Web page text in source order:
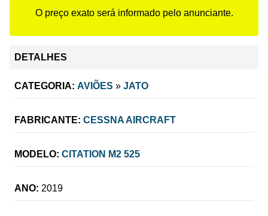
O preço exato será informado pelo anunciante.
DETALHES
CATEGORIA: AVIÕES » JATO
FABRICANTE: CESSNA AIRCRAFT
MODELO: CITATION M2 525
ANO: 2019